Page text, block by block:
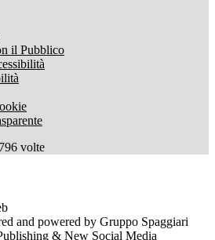
il Pubblico
796 volte
and powered by Gruppo Spaggiari
& New Social Media